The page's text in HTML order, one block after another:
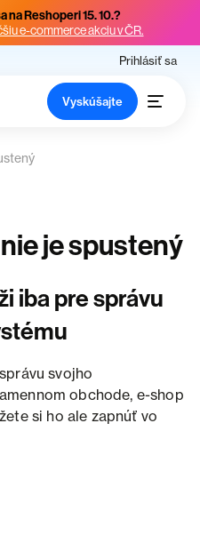
na Reshoperi 15. 10.?
e-commerce akciu v ČR.
Prihlásiť sa
Vyskúšajte
je spustený
iba pre správu
svojho
obchode, e-shop
si ho ale zapnúť vo